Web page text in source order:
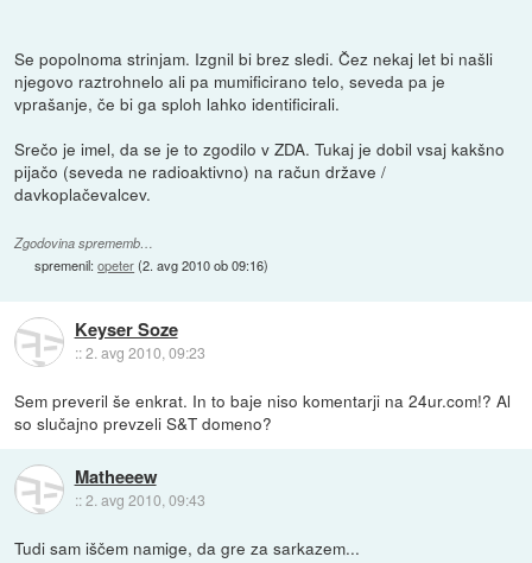
Se popolnoma strinjam. Izgnil bi brez sledi. Čez nekaj let bi našli
njegovo raztrohnelo ali pa mumificirano telo, seveda pa je
vprašanje, če bi ga sploh lahko identificirali.
Srečo je imel, da se je to zgodilo v ZDA. Tukaj je dobil vsaj kakšno
pijačo (seveda ne radioaktivno) na račun države /
davkoplačevalcev.
Zgodovina sprememb…
spremenil:opeter(2. avg 2010 ob 09:16)
Keyser Soze
::2. avg 2010, 09:23
Sem preveril še enkrat. In to baje niso komentarji na 24ur.com!? Al
so slučajno prevzeli S&T domeno?
Matheeew
::2. avg 2010, 09:43
Tudi sam iščem namige, da gre za sarkazem...